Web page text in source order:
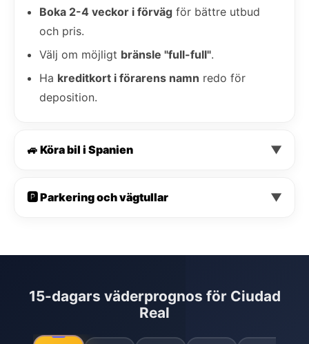
Boka 2-4 veckor i förväg för bättre utbud
och pris.
Välj om möjligt bränsle "full-full".
Ha kreditkort i förarens namn redo för
deposition.
🚙 Köra bil i Spanien ▼
🅿️ Parkering och vägtullar ▼
15-dagars väderprognos för Ciudad
Real